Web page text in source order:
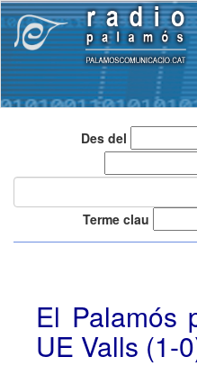
Des del
Terme clau
El Palamós
UE Valls (1-